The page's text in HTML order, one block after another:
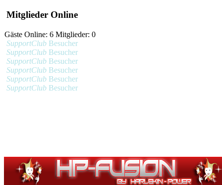
Mitglieder Online
Gäste Online: 6 Mitglieder: 0
SupportClub Besucher
SupportClub Besucher
SupportClub Besucher
SupportClub Besucher
SupportClub Besucher
SupportClub Besucher